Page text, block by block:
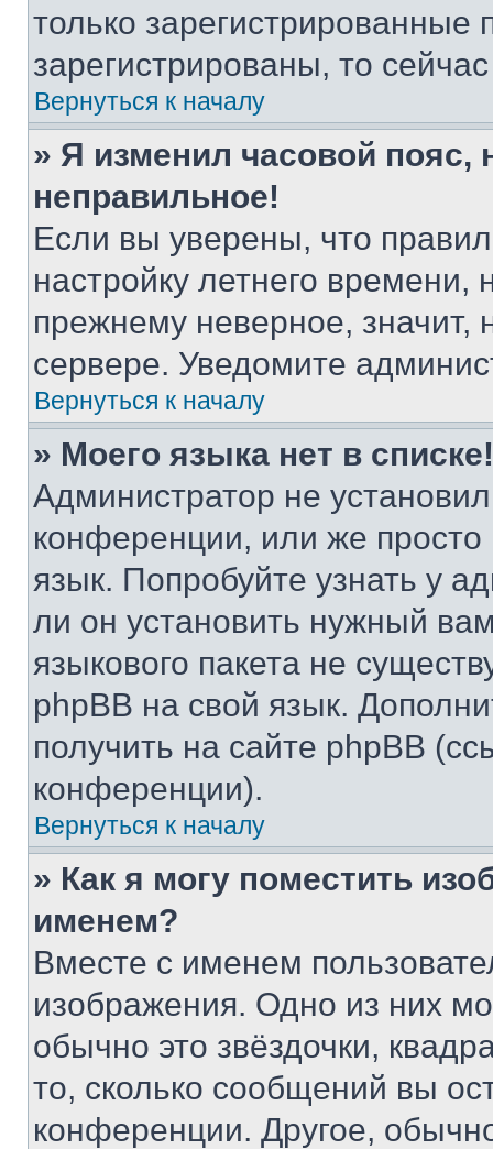
только
зарегистрированы, то
Вернуться к началу
» Я изменил часовой пояс,
неправильное!
Если вы уверены, что
настройку летнего
прежнему неверное, значит,
сервере. Уведомите
Вернуться к началу
» Моего языка нет в списке!
Администратор не
конференции, или же
язык. Попробуйте узнать у
ли он установить нужный
языкового пакета не
phpBB на свой язык.
получить на сайте phpBB
конференции).
Вернуться к началу
» Как я могу поместить
именем?
Вместе с именем
изображения. Одно из них
обычно это звёздочки,
то, сколько сообщений вы
конференции. Другое,